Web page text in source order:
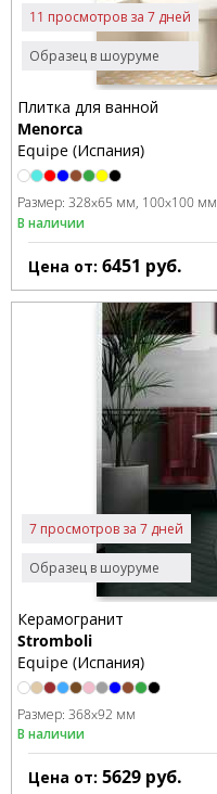
Образец в шоуруме
11 просмотров за 7 дней
Плитка для ванной
Menorca
Equipe (Испания)
Размер: 328x65 мм 100x100 мм
В наличии
Цена от: 6451 руб.
Образец в шоуруме
7 просмотров за 7 дней
Керамогранит
Stromboli
Equipe (Испания)
Размер: 368x92 мм
В наличии
Цена от: 5629 руб.